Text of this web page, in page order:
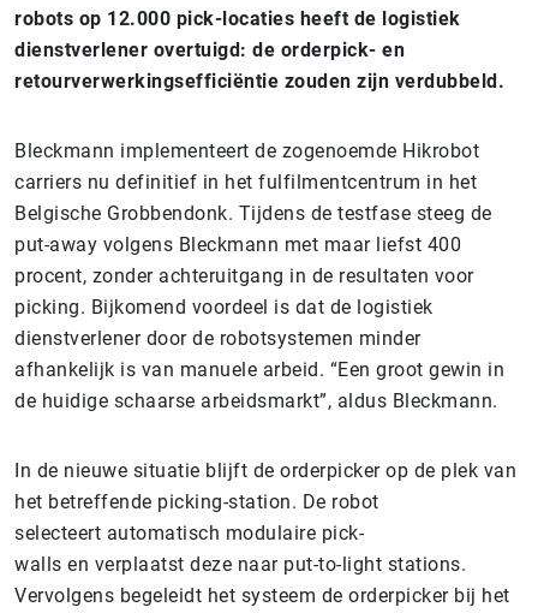
robots op 12.000 pick-locaties heeft de logistiek
dienstverlener overtuigd: de orderpick- en
retourverwerkingsefficiëntie zouden zijn verdubbeld.
Bleckmann implementeert de zogenoemde Hikrobot
carriers nu definitief in het fulfilmentcentrum in het
Belgische Grobbendonk. Tijdens de testfase steeg de
put-away volgens Bleckmann met maar liefst 400
procent, zonder achteruitgang in de resultaten voor
picking. Bijkomend voordeel is dat de logistiek
dienstverlener door de robotsystemen minder
afhankelijk is van manuele arbeid. “Een groot gewin in
de huidige schaarse arbeidsmarkt”, aldus Bleckmann.
In de nieuwe situatie blijft de orderpicker op de plek van
het betreffende picking-station. De robot
selecteert automatisch modulaire pick-
walls en verplaatst deze naar put-to-light stations.
Vervolgens begeleidt het systeem de orderpicker bij het